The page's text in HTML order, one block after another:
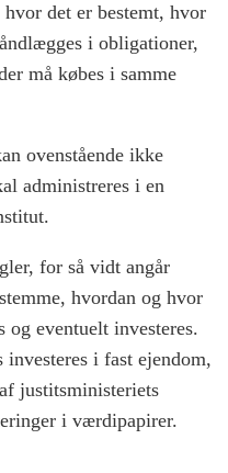
det er bestemt, hvor
i obligationer,
må købes i samme
ovenstående ikke
administreres i en
for så vidt angår
hvordan og hvor
og eventuelt investeres.
i fast ejendom,
justitsministeriets
i værdipapirer.